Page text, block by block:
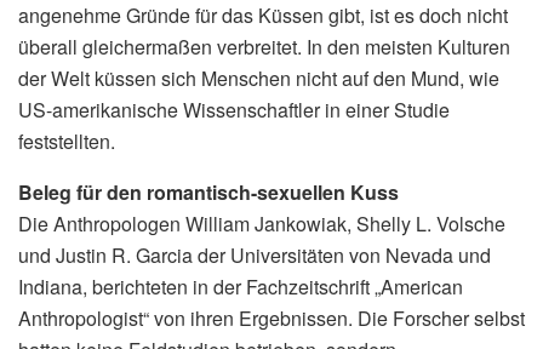
angenehme Gründe für das Küssen gibt, ist es doch nicht
überall gleichermaßen verbreitet. In den meisten Kulturen
der Welt küssen sich Menschen nicht auf den Mund, wie
US-amerikanische Wissenschaftler in einer Studie
feststellten.
Beleg für den romantisch-sexuellen Kuss
Die Anthropologen William Jankowiak, Shelly L. Volsche
und Justin R. Garcia der Universitäten von Nevada und
Indiana, berichteten in der Fachzeitschrift „American
Anthropologist“ von ihren Ergebnissen. Die Forscher selbst